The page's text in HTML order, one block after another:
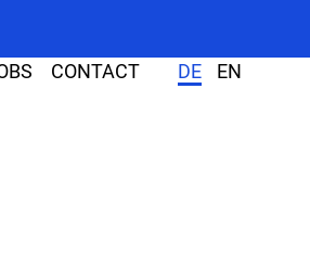
CONTACT DE EN